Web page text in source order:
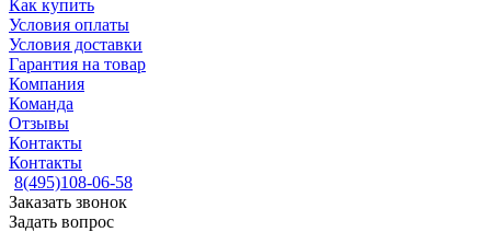
Как купить
Условия оплаты
Условия доставки
Гарантия на товар
Компания
Команда
Отзывы
Контакты
Контакты
8(495)108-06-58
Заказать звонок
Задать вопрос